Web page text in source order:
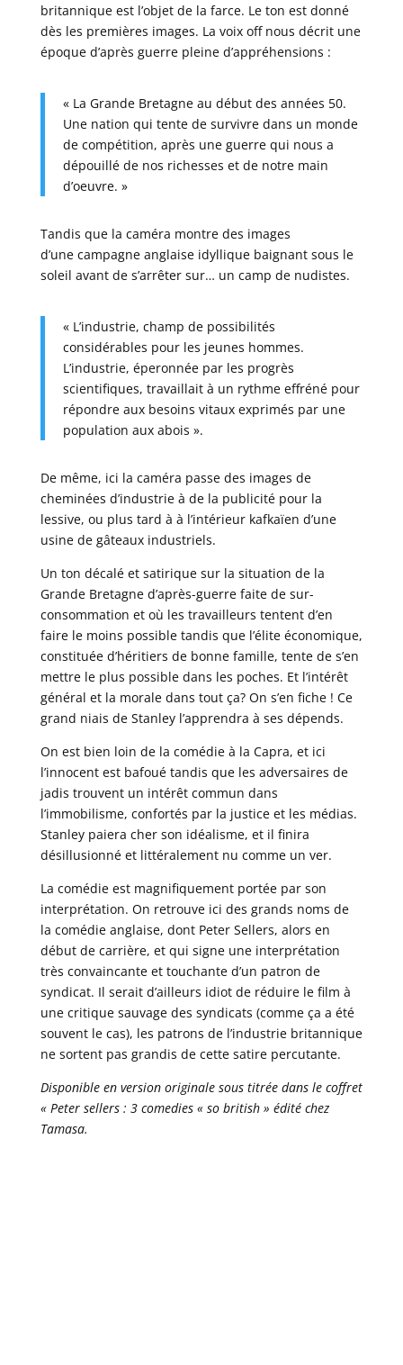
britannique est l’objet de la farce. Le ton est donné
dès les premières images. La voix off nous décrit une
époque d’après guerre pleine d’appréhensions :
« La Grande Bretagne au début des années 50.
Une nation qui tente de survivre dans un monde
de compétition, après une guerre qui nous a
dépouillé de nos richesses et de notre main
d’oeuvre. »
Tandis que la caméra montre des images
d’une campagne anglaise idyllique baignant sous le
soleil avant de s’arrêter sur… un camp de nudistes.
« L’industrie, champ de possibilités
considérables pour les jeunes hommes.
L’industrie, éperonnée par les progrès
scientifiques, travaillait à un rythme effréné pour
répondre aux besoins vitaux exprimés par une
population aux abois ».
De même, ici la caméra passe des images de
cheminées d’industrie à de la publicité pour la
lessive, ou plus tard à à l’intérieur kafkaïen d’une
usine de gâteaux industriels.
Un ton décalé et satirique sur la situation de la
Grande Bretagne d’après-guerre faite de sur-
consommation et où les travailleurs tentent d’en
faire le moins possible tandis que l’élite économique,
constituée d’héritiers de bonne famille, tente de s’en
mettre le plus possible dans les poches. Et l’intérêt
général et la morale dans tout ça? On s’en fiche ! Ce
grand niais de Stanley l’apprendra à ses dépends.
On est bien loin de la comédie à la Capra, et ici
l’innocent est bafoué tandis que les adversaires de
jadis trouvent un intérêt commun dans
l’immobilisme, confortés par la justice et les médias.
Stanley paiera cher son idéalisme, et il finira
désillusionné et littéralement nu comme un ver.
La comédie est magnifiquement portée par son
interprétation. On retrouve ici des grands noms de
la comédie anglaise, dont Peter Sellers, alors en
début de carrière, et qui signe une interprétation
très convaincante et touchante d’un patron de
syndicat. Il serait d’ailleurs idiot de réduire le film à
une critique sauvage des syndicats (comme ça a été
souvent le cas), les patrons de l’industrie britannique
ne sortent pas grandis de cette satire percutante.
Disponible en version originale sous titrée dans le coffret
« Peter sellers : 3 comedies « so british » édité chez
Tamasa.